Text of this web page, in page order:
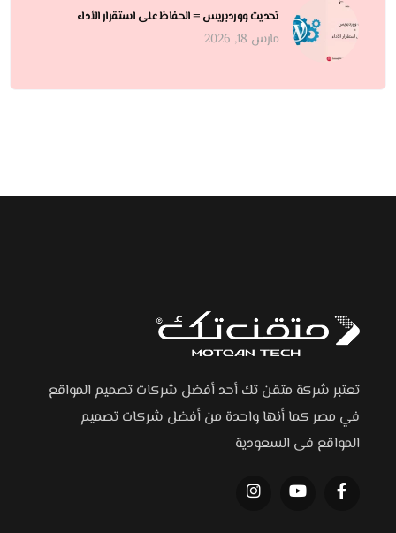
تحديث ووردبريس = الحفاظ على استقرار الأداء
مارس 18, 2026
تعتبر شركة متقن تك أحد أفضل شركات تصميم المواقع
في مصر كما أنها واحدة من أفضل شركات تصميم
المواقع فى السعودية